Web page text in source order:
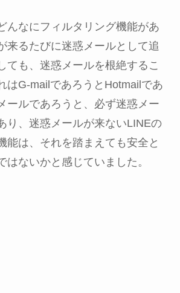
んなにフィルタリング機能があ
来るたびに迷惑メールとして追
ても、迷惑メールを根絶するこ
はG-mailであろうとHotmailであ
ールであろうと、必ず迷惑メー
り、迷惑メールが来ないLINEの
能は、それを踏まえても安全と
はないかと感じていました。